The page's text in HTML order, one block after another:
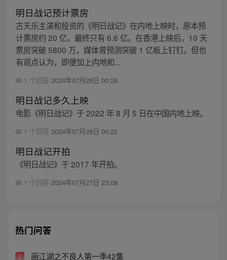
明日战记预计票房
古天乐主演和投资的《明日战记》在内地上映时，原本预
计票房约 20 亿，最终只有 6.6 亿。在香港上映后，10 天
票房突破 5800 万，媒体曾预测突破 1 亿板上钉钉。但也
有观点认为，即便加上内地和...
1 个回答 2024年07月28日 00:28
明日战记多久上映
电影《明日战记》于 2022 年 8 月 5 日在中国内地上映。
1 个回答 2024年07月28日 00:22
明日战记开拍
《明日战记》于 2017 年开拍。
1 个回答 2024年07月27日 23:08
热门问答
1 画江湖之不良人第一季42集